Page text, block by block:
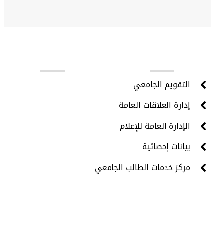
التقويم الجامعي
إدارة العلاقات العامة
الإدارة العامة للإعلام
بيانات إحصائية
مركز خدمات الطالب الجامعي